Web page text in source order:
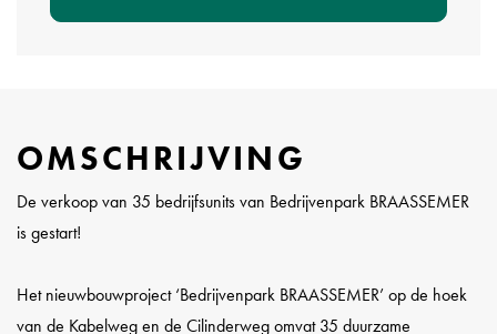
OMSCHRIJVING
De verkoop van 35 bedrijfsunits van Bedrijvenpark BRAASSEMER
is gestart!
Het nieuwbouwproject ‘Bedrijvenpark BRAASSEMER’ op de hoek
van de Kabelweg en de Cilinderweg omvat 35 duurzame